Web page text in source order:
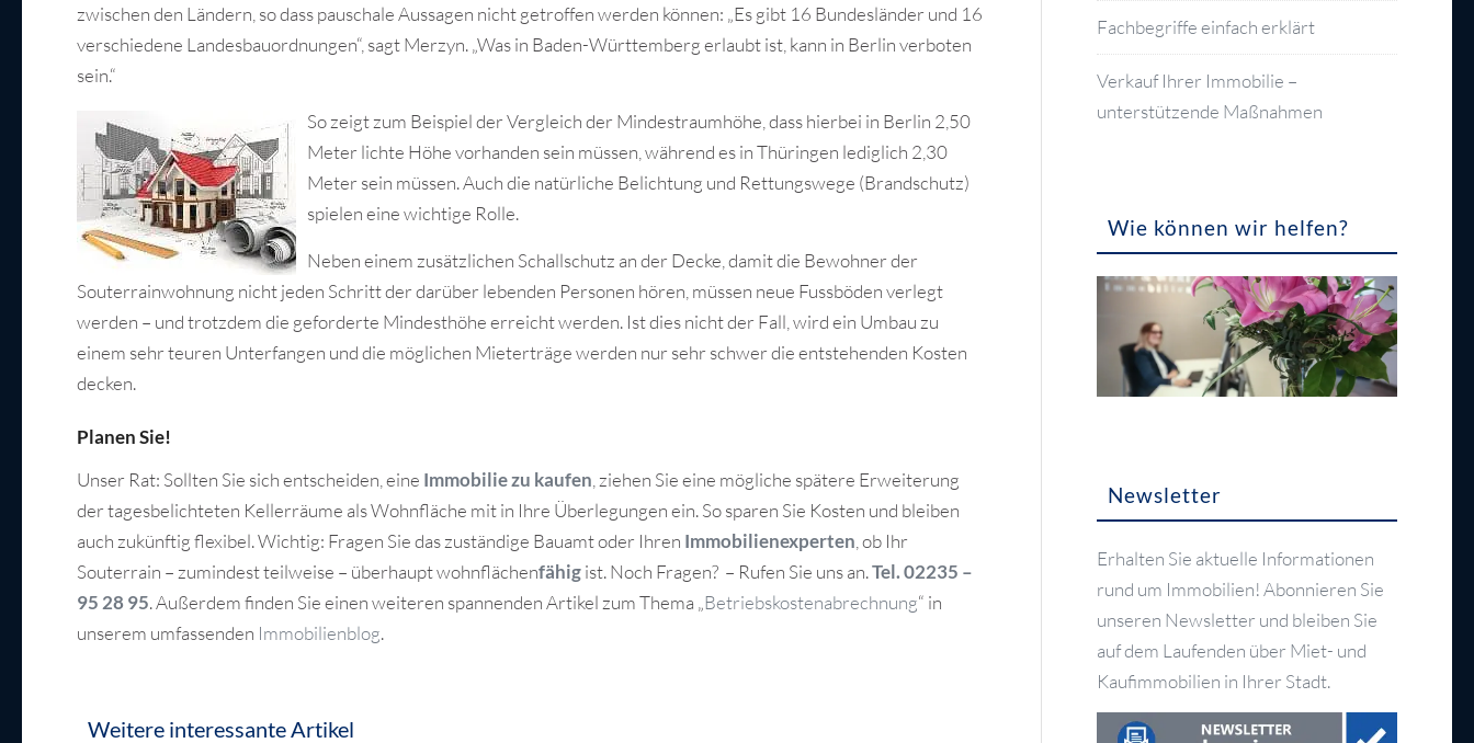
zwischen den Ländern, so dass pauschale Aussagen nicht getroffen werden können: „Es gibt 16 Bundesländer und 16
verschiedene Landesbauordnungen“, sagt Merzyn. „Was in Baden-Württemberg erlaubt ist, kann in Berlin verboten
sein.“
So zeigt zum Beispiel der Vergleich der Mindestraumhöhe, dass hierbei in Berlin 2,50
Meter lichte Höhe vorhanden sein müssen, während es in Thüringen lediglich 2,30
Meter sein müssen. Auch die natürliche Belichtung und Rettungswege (Brandschutz)
spielen eine wichtige Rolle.
Neben einem zusätzlichen Schallschutz an der Decke, damit die Bewohner der
Souterrainwohnung nicht jeden Schritt der darüber lebenden Personen hören, müssen neue Fussböden verlegt
werden – und trotzdem die geforderte Mindesthöhe erreicht werden. Ist dies nicht der Fall, wird ein Umbau zu
einem sehr teuren Unterfangen und die möglichen Mieterträge werden nur sehr schwer die entstehenden Kosten
decken.
Planen Sie!
Unser Rat: Sollten Sie sich entscheiden, eine Immobilie zu kaufen , ziehen Sie eine mögliche spätere Erweiterung
der tagesbelichteten Kellerräume als Wohnfläche mit in Ihre Überlegungen ein. So sparen Sie Kosten und bleiben
auch zukünftig flexibel. Wichtig: Fragen Sie das zuständige Bauamt oder Ihren Immobilienexperten , ob Ihr
Souterrain – zumindest teilweise – überhaupt wohnflächenfähigist. Noch Fragen? – Rufen Sie uns an.Tel. 02235 –
95 28 95. Außerdem finden Sie einen weiteren spannenden Artikel zum Thema „Betriebskostenabrechnung“ in
unserem umfassenden Immobilienblog.
Weitere interessante Artikel
Fachbegriffe einfach erklärt
Verkauf Ihrer Immobilie –
unterstützende Maßnahmen
Wie können wir helfen?
Newsletter
Erhalten Sie aktuelle Informationen
rund um Immobilien! Abonnieren Sie
unseren Newsletter und bleiben Sie
auf dem Laufenden über Miet- und
Kaufimmobilien in Ihrer Stadt.